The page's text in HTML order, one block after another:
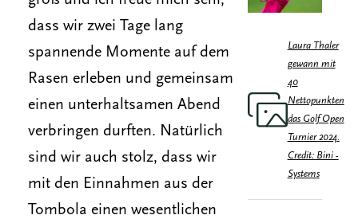
dass wir zwei Tage lang
spannende Momente auf dem
Rasen erleben und gemeinsam
einen unterhaltsamen Abend
verbringen durften. Natürlich
sind wir auch stolz, dass wir
mit den Einnahmen aus der
Tombola einen wesentlichen
Laura Thaler
gewann mit
40
Nettopunkten
das Golf Open
Turnier 2024.
Credit: Bini -
Systems